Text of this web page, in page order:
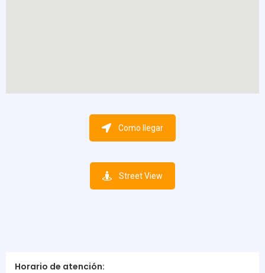
Como llegar
Street View
Horario de atención: